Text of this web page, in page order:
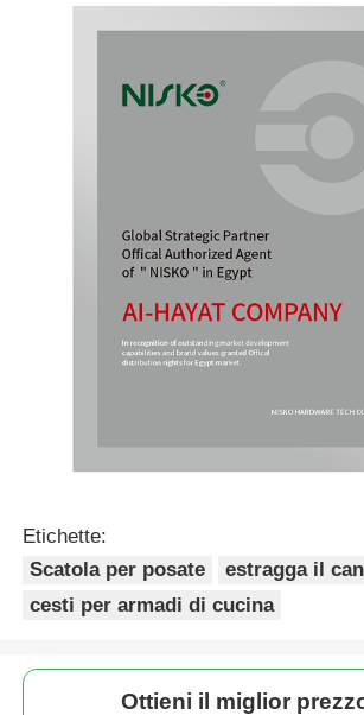
Etichette:
Scatola per posate
estragga il
cesti per armadi di cucina
Ottieni il miglior